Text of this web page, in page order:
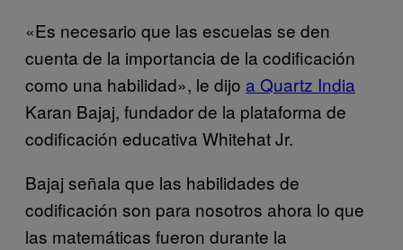
«Es necesario que las escuelas se den
cuenta de la importancia de la codificación
como una habilidad», le dijo a Quartz India
Karan Bajaj, fundador de la plataforma de
codificación educativa Whitehat Jr.
Bajaj señala que las habilidades de
codificación son para nosotros ahora lo que
las matemáticas fueron durante la